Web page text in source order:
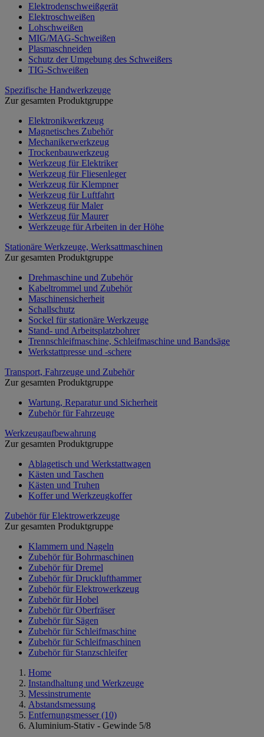
Elektrodenschweißgerät
Elektroschweißen
Lohschweißen
MIG/MAG-Schweißen
Plasmaschneiden
Schutz der Umgebung des Schweißers
TIG-Schweißen
Spezifische Handwerkzeuge
Zur gesamten Produktgruppe
Elektronikwerkzeug
Magnetisches Zubehör
Mechanikerwerkzeug
Trockenbauwerkzeug
Werkzeug für Elektriker
Werkzeug für Fliesenleger
Werkzeug für Klempner
Werkzeug für Luftfahrt
Werkzeug für Maler
Werkzeug für Maurer
Werkzeuge für Arbeiten in der Höhe
Stationäre Werkzeuge, Werksattmaschinen
Zur gesamten Produktgruppe
Drehmaschine und Zubehör
Kabeltrommel und Zubehör
Maschinensicherheit
Schallschutz
Sockel für stationäre Werkzeuge
Stand- und Arbeitsplatzbohrer
Trennschleifmaschine, Schleifmaschine und Bandsäge
Werkstattpresse und -schere
Transport, Fahrzeuge und Zubehör
Zur gesamten Produktgruppe
Wartung, Reparatur und Sicherheit
Zubehör für Fahrzeuge
Werkzeugaufbewahrung
Zur gesamten Produktgruppe
Ablagetisch und Werkstattwagen
Kästen und Taschen
Kästen und Truhen
Koffer und Werkzeugkoffer
Zubehör für Elektrowerkzeuge
Zur gesamten Produktgruppe
Klammern und Nageln
Zubehör für Bohrmaschinen
Zubehör für Dremel
Zubehör für Drucklufthammer
Zubehör für Elektrowerkzeug
Zubehör für Hobel
Zubehör für Oberfräser
Zubehör für Sägen
Zubehör für Schleifmaschine
Zubehör für Schleifmaschinen
Zubehör für Stanzschleifer
Home
Instandhaltung und Werkzeuge
Messinstrumente
Abstandsmessung
Entfernungsmesser (10)
Aluminium-Stativ - Gewinde 5/8